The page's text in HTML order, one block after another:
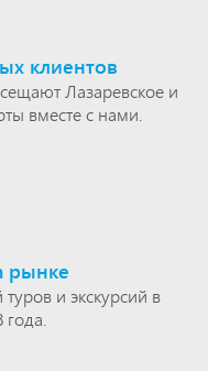
клиентов
Лазаревское и
вместе с нами.
рынке
и экскурсий в